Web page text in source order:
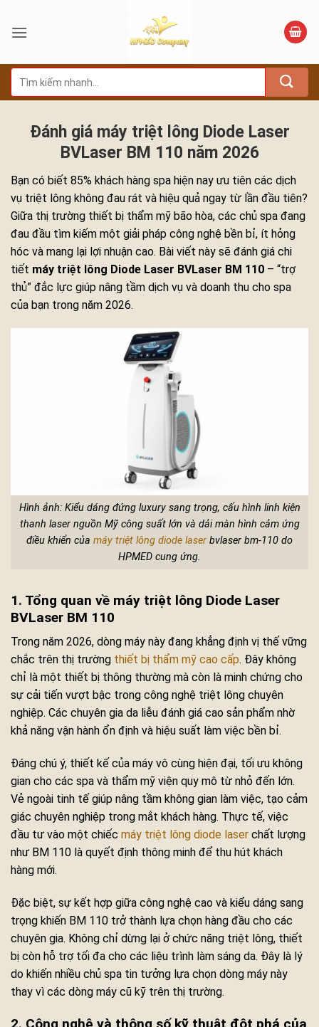
qua
dung
Tìm
kiếm:
Đánh giá máy triệt lông Diode Laser
BVLaser BM 110 năm 2026
Bạn có biết 85% khách hàng spa hiện nay ưu tiên các dịch
vụ triệt lông không đau rát và hiệu quả ngay từ lần đầu tiên?
Giữa thị trường thiết bị thẩm mỹ bão hòa, các chủ spa đang
đau đầu tìm kiếm một giải pháp công nghệ bền bỉ, ít hỏng
hóc và mang lại lợi nhuận cao. Bài viết này sẽ đánh giá chi
tiết máy triệt lông Diode Laser BVLaser BM 110 – “trợ
thủ” đắc lực giúp nâng tầm dịch vụ và doanh thu cho spa
của bạn trong năm 2026.
Hình ảnh: Kiểu dáng đứng luxury sang trọng, cấu hình linh kiện
thanh laser nguồn Mỹ công suất lớn và dải màn hình cảm ứng
điều khiển của máy triệt lông diode laser bvlaser bm-110 do
HPMED cung ứng.
1. Tổng quan về máy triệt lông Diode Laser
BVLaser BM 110
Trong năm 2026, dòng máy này đang khẳng định vị thế vững
chắc trên thị trường thiết bị thẩm mỹ cao cấp. Đây không
chỉ là một thiết bị thông thường mà còn là minh chứng cho
sự cải tiến vượt bậc trong công nghệ triệt lông chuyên
nghiệp. Các chuyên gia da liễu đánh giá cao sản phẩm nhờ
khả năng vận hành ổn định và hiệu suất làm việc bền bỉ.
Đáng chú ý, thiết kế của máy vô cùng hiện đại, tối ưu không
gian cho các spa và thẩm mỹ viện quy mô từ nhỏ đến lớn.
Vẻ ngoài tinh tế giúp nâng tầm không gian làm việc, tạo cảm
giác chuyên nghiệp trong mắt khách hàng. Thực tế, việc
đầu tư vào một chiếc máy triệt lông diode laser chất lượng
như BM 110 là quyết định thông minh để thu hút khách
hàng mới.
Đặc biệt, sự kết hợp giữa công nghệ cao và kiểu dáng sang
trọng khiến BM 110 trở thành lựa chọn hàng đầu cho các
chuyên gia. Không chỉ dừng lại ở chức năng triệt lông, thiết
bị còn hỗ trợ tối đa cho các liệu trình làm sáng da. Đây là lý
do khiến nhiều chủ spa tin tưởng lựa chọn dòng máy này
thay vì các dòng máy cũ kỹ trên thị trường.
2. Công nghệ và thông số kỹ thuật đột phá của